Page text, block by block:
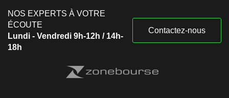
NOS EXPERTS À VOTRE
ÉCOUTE
Lundi - Vendredi 9h-12h / 14h-
18h
Contactez-nous